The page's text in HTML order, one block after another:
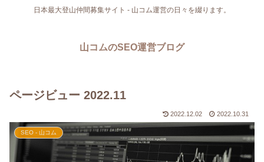
日本最大登山仲間募集サイト - 山コム運営の日々を綴ります。
山コムのSEO運営ブログ
ページビュー 2022.11
2022.12.02 2022.10.31
SEO - 山コム